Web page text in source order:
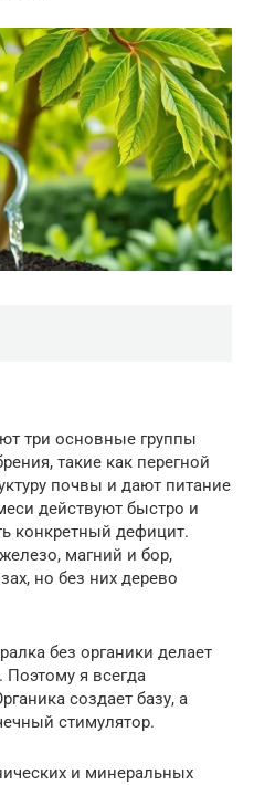
три основные группы
такие как перегной
почвы и дают питание
действуют быстро и
конкретный дефицит.
магний и бор,
но без них дерево
без органики делает
Поэтому я всегда
создает базу, а
стимулятор.
и минеральных